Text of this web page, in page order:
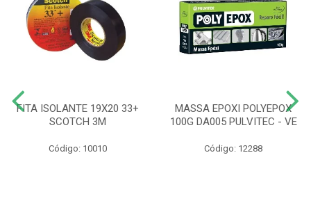
FITA ISOLANTE 19X20 33+
SCOTCH 3M
Código: 10010
MASSA EPOXI POLYEPOX
100G DA005 PULVITEC - VE
Código: 12288